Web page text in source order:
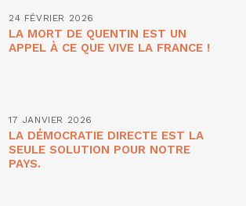
24 FÉVRIER 2026
LA MORT DE QUENTIN EST UN
APPEL À CE QUE VIVE LA FRANCE !
17 JANVIER 2026
LA DÉMOCRATIE DIRECTE EST LA
SEULE SOLUTION POUR NOTRE
PAYS.